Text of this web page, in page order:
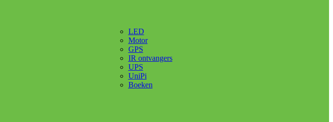
LED
Motor
GPS
IR ontvangers
UPS
UniPi
Boeken